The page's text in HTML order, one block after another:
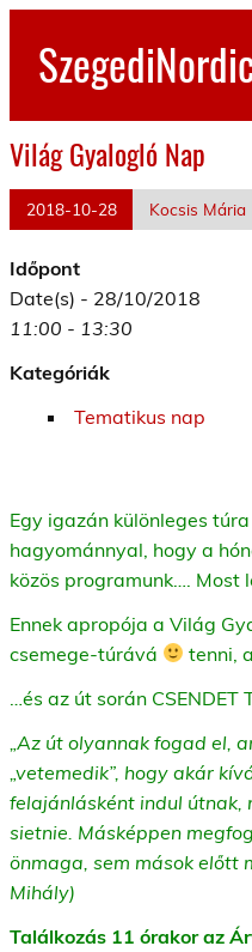
Skip
content
Világ Gyalogló Nap
2018-10-28 Kocsis Mária
Időpont
Date(s) - 28/10/2018
11:00 - 13:30
Kategóriák
Tematikus nap
Egy igazán különleges
hagyománnyal, hogy a
közös programunk…. Most
Ennek apropója a Világ
csemege-túrává
tenni,
…és az út során CSENDET
„Az út olyannak fogad el,
„vetemedik”, hogy akár
felajánlásként indul útnak,
sietnie. Másképpen
önmaga, sem mások előtt
Mihály)
Találkozás 11 órakor az